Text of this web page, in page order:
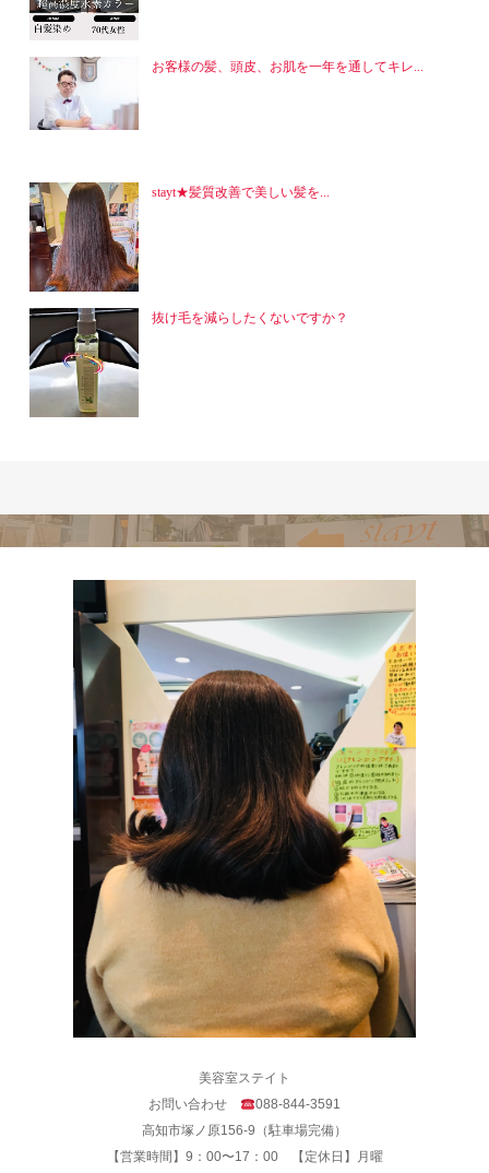
お客様の髪、頭皮、お肌を一年を通してキレ...
stayt★髪質改善で美しい髪を...
抜け毛を減らしたくないですか？
美容室ステイト
お問い合わせ
088-844-3591
高知市塚ノ原156-9（駐車場完備）
【営業時間】9：00〜17：00 【定休日】月曜